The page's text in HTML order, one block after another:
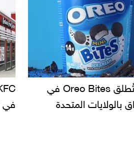
KFC تطلق نكهة الكراميل المملح
وتثير ضجة عالمية